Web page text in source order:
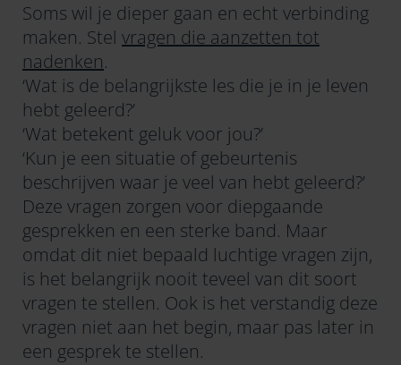
Soms wil je dieper gaan en echt verbinding
maken. Stel vragen die aanzetten tot
nadenken.
‘Wat is de belangrijkste les die je in je leven
hebt geleerd?’
‘Wat betekent geluk voor jou?’
‘Kun je een situatie of gebeurtenis
beschrijven waar je veel van hebt geleerd?’
Deze vragen zorgen voor diepgaande
gesprekken en een sterke band. Maar
omdat dit niet bepaald luchtige vragen zijn,
is het belangrijk nooit teveel van dit soort
vragen te stellen. Ook is het verstandig deze
vragen niet aan het begin, maar pas later in
een gesprek te stellen.